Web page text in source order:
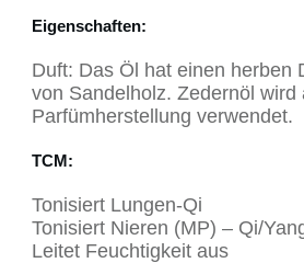
Eigenschaften:
Duft: Das Öl hat einen herben
von Sandelholz. Zedernöl wird
Parfümherstellung verwendet.
TCM:
Tonisiert Lungen-Qi
Tonisiert Nieren (MP) – Qi/
Leitet Feuchtigkeit aus